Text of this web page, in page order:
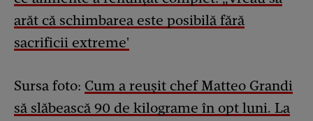
arăt că schimbarea este posibilă fără
sacrificii extreme'
Sursa foto: Cum a reușit chef Matteo Grandi
să slăbească 90 de kilograme în opt luni. La